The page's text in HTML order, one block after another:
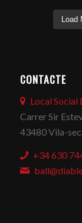
Load
CONTACTE
Local Social
Carrer Sir
43480 Vila-
+34 630